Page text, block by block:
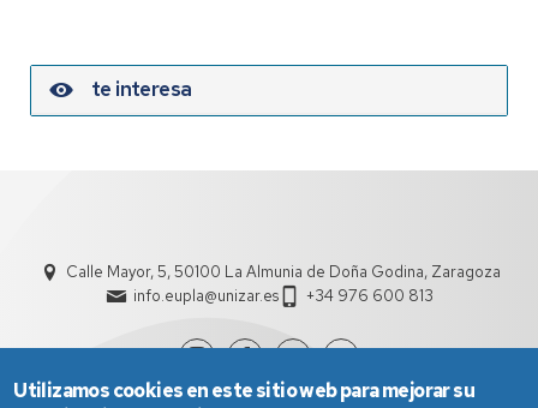
te interesa
Calle Mayor, 5, 50100 La Almunia de Doña Godina, Zaragoza
info.eupla@unizar.es
+34 976 600 813
Utilizamos cookies en este sitio web para mejorar su